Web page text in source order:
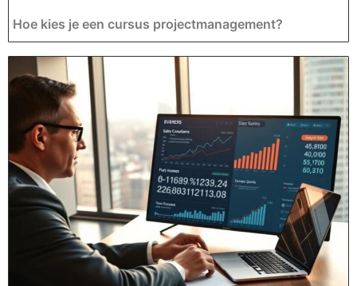
Hoe kies je een cursus projectmanagement?